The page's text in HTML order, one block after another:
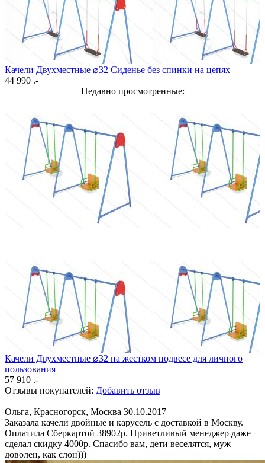
Качели Двухместные ⌀32 Сиденье без спинки на цепях
44 990 .-
Недавно просмотренные:
Качели Двухместные ⌀32 на жестком подвесе для личного
пользования
57 910 .-
Отзывы покупателей: Добавить отзыв
Ольга, Красногорск, Москва 30.10.2017
Заказала качели двойные и карусель с доставкой в Москву.
Оплатила Сберкартой 38902р. Приветливый менеджер даже
сделал скидку 4000р. Спасибо вам, дети веселятся, муж
доволен, как слон)))